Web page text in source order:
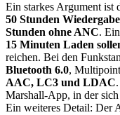
Ein starkes Argument
50 Stunden
Stunden ohne ANC.
15 Minuten Laden
reichen. Bei den
Bluetooth 6.0,
AAC, LC3 und LDAC
Marshall-App, in der
Ein weiteres Detail: Der